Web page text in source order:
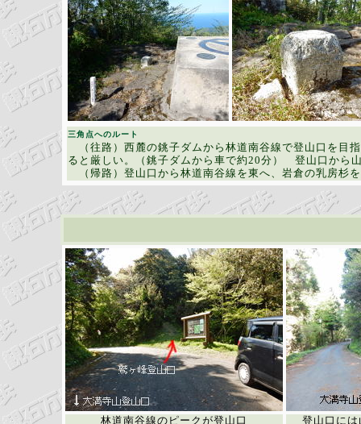
三角点へのルート
（往路）西麓の銚子ダムから林道南谷線で登山口を目
ると厳しい。（銚子ダムから車で約20分） 登山口から
（帰路）登山口から林道南谷線を東へ、岩倉の乳房杉
林道南谷線のピークが登山口 登山口に